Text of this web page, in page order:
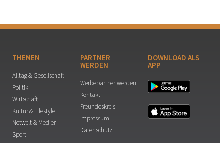
THEMEN
Alltag & Gesellschaft
Politik
Wirtschaft
Kultur & Lifestyle
Netwelt & Medien
Sport
PARTNER
WERDEN
Werbepartner werden
Kontakt
Freundeskreis
Impressum
Datenschutz
DOWNLOAD ALS
APP